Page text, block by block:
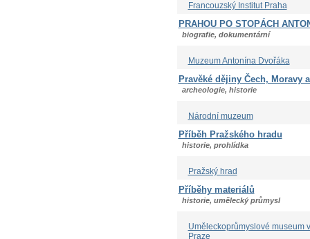
Francouzský Institut Praha
PRAHOU PO STOPÁCH
biografie, dokumentární
Muzeum Antonína Dvořáka
Pravěké dějiny Čech, Moravy
archeologie, historie
Národní muzeum
Příběh Pražského hradu
historie, prohlídka
Pražský hrad
Příběhy materiálů
historie, umělecký průmysl
Uměleckoprůmyslové museum v
Praze